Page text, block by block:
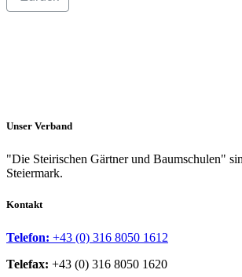
Unser Verband
"Die Steirischen Gärtner und Baumschulen"
Steiermark.
Kontakt
Telefon: +43 (0) 316 8050 1612
Telefax: +43 (0) 316 8050 1620